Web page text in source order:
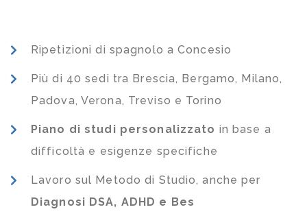
Ripetizioni di spagnolo a Concesio
Più di 40 sedi tra Brescia, Bergamo, Milano,
Padova, Verona, Treviso e Torino
Piano di studi personalizzato in base a
difficoltà e esigenze specifiche
Lavoro sul Metodo di Studio, anche per
Diagnosi DSA, ADHD e Bes